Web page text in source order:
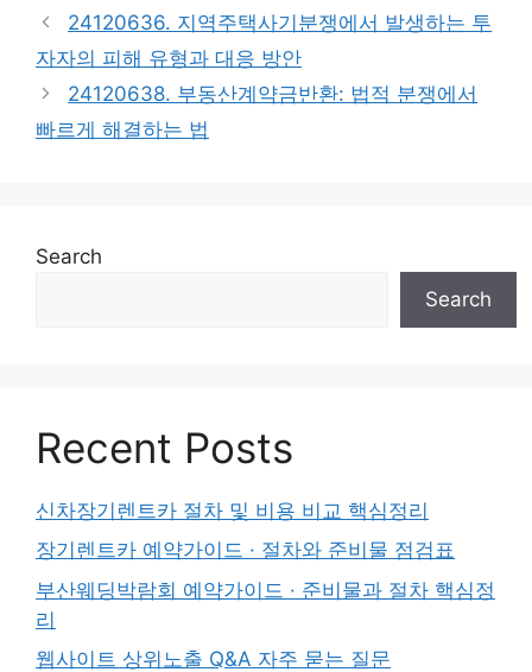
24120636. 지역주택사기분쟁에서 발생하는 투
자자의 피해 유형과 대응 방안
24120638. 부동산계약금반환: 법적 분쟁에서
빠르게 해결하는 법
Search
Search
Recent Posts
신차장기렌트카 절차 및 비용 비교 핵심정리
장기렌트카 예약가이드 · 절차와 준비물 점검표
부산웨딩박람회 예약가이드 · 준비물과 절차 핵심정
리
웹사이트 상위노출 Q&A 자주 묻는 질문